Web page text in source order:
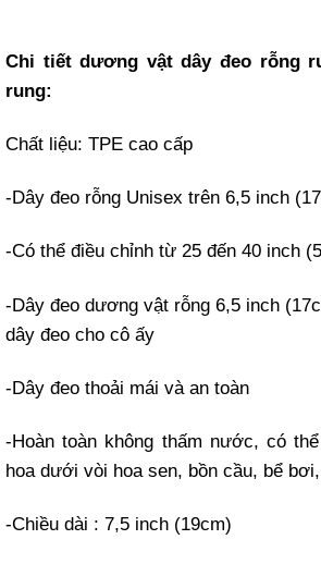
Chi tiết dương vật dây đeo rỗng
rung:
Chất liệu: TPE cao cấp
-Dây đeo rỗng Unisex trên 6,5 inch
-Có thể điều chỉnh từ 25 đến 40 inch
-Dây đeo dương vật rỗng 6,5 inch
dây đeo cho cô ấy
-Dây đeo thoải mái và an toàn
-Hoàn toàn không thấm nước, có
hoa dưới vòi hoa sen, bồn cầu, bể
-Chiều dài : 7,5 inch (19cm)